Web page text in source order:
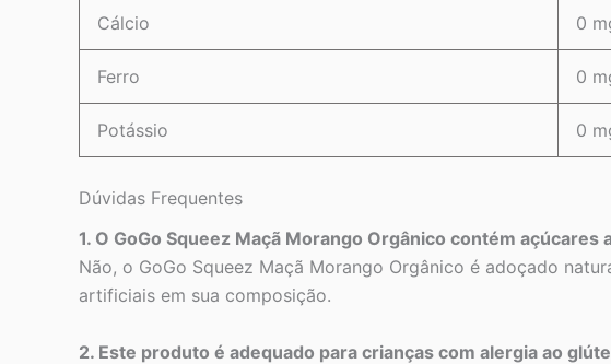
Cálcio 0
Ferro 0
Potássio 0
Dúvidas Frequentes
1. O GoGo Squeez Maçã Morango Orgânico contém açúcares
Não, o GoGo Squeez Maçã Morango Orgânico é adoçado
artificiais em sua composição.
2. Este produto é adequado para crianças com alergia ao